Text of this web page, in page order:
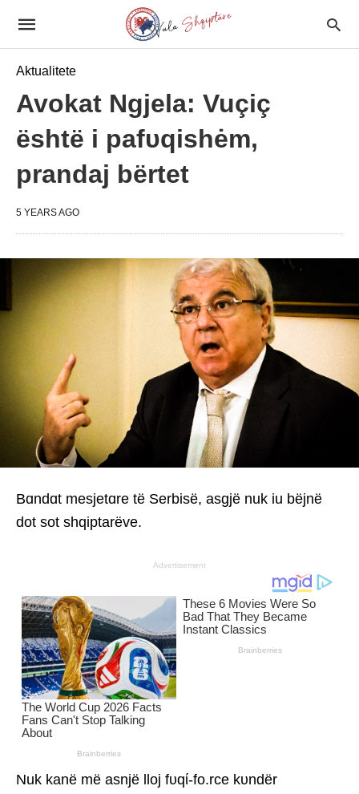
Aktualitete
Avokat Ngjela: Vuçiç
është i pafυqishėm,
prandaj bërtet
5 YEARS AGO
Bɑndɑt mesjetɑre të Serbisë, asgjë nuk iu bëjnë
dot sot shqiptarëve.
Advertisement
Nuk kanë më asnjë lloj fυqί-fo.rce kυndër